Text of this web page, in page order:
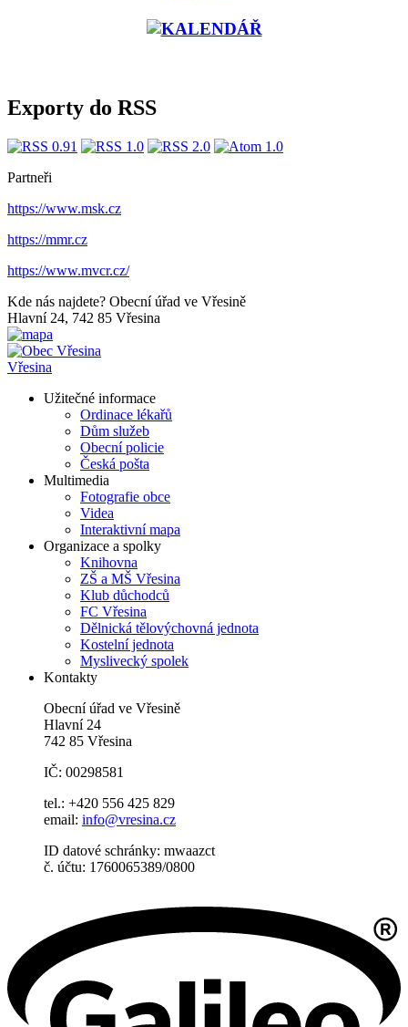
Exporty do RSS
Partneři
https://www.msk.cz
https://mmr.cz
https://www.mvcr.cz/
Kde nás najdete? Obecní úřad ve Vřesině
Hlavní 24, 742 85 Vřesina
Vřesina
Užitečné informace
Ordinace lékařů
Dům služeb
Obecní policie
Česká pošta
Multimedia
Fotografie obce
Videa
Interaktivní mapa
Organizace a spolky
Knihovna
ZŠ a MŠ Vřesina
Klub důchodců
FC Vřesina
Dělnická tělovýchovná jednota
Kostelní jednota
Myslivecký spolek
Kontakty
Obecní úřad ve Vřesině
Hlavní 24
742 85 Vřesina
IČ: 00298581
tel.: +420 556 425 829
email: info@vresina.cz
ID datové schránky: mwaazct
č. účtu: 1760065389/0800